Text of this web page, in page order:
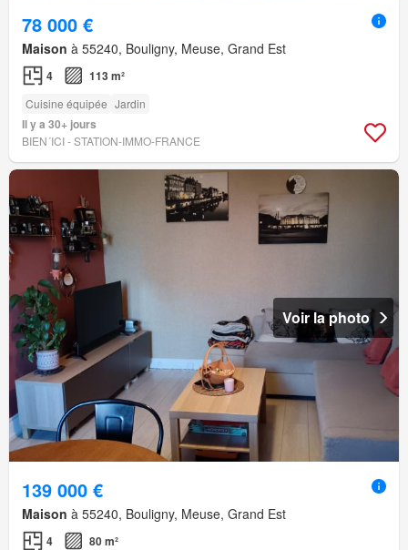
78 000 €
Maison à 55240, Bouligny, Meuse, Grand Est
4 113 m²
Cuisine équipée Jardin
Il y a 30+ jours
BIEN´ICI - STATION-IMMO-FRANCE
Voir la photo
139 000 €
Maison à 55240, Bouligny, Meuse, Grand Est
4 80 m²